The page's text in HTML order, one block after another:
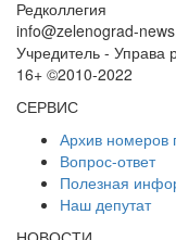
Редколлегия
info@zelenograd-
Учредитель - Управа
16+ ©2010-2022
СЕРВИС
Архив номеров
Вопрос-ответ
Полезная
Наш депутат